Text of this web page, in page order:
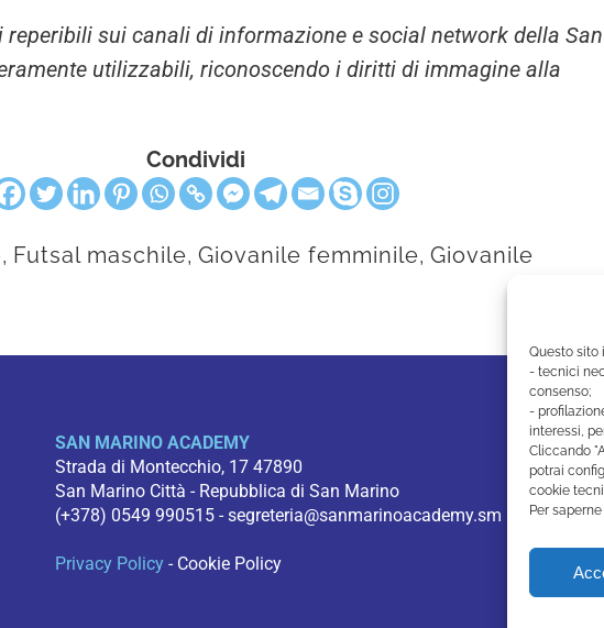
Questo sito
- tecnici
consenso;
-
interessi,
Cliccando
potrai
cookie
Per
sui canali di informazione e social network della San
utilizzabili, riconoscendo i diritti di immagine alla
Condividi
, Futsal maschile, Giovanile femminile, Giovanile
SAN MARINO ACADEMY
Strada di Montecchio, 17 47890
San Marino Città - Repubblica di San Marino
(+378) 0549 990515 - segreteria@sanmarinoacademy.sm
Privacy Policy - Cookie Policy